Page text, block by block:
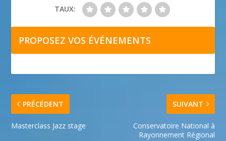
TAUX:
PROPOSEZ VOS ÉVÉNEMENTS
PRÉCÉDENT
Masterclass Jazz stage
SUIVANT
Conservatoire National à
Rayonnement Régional